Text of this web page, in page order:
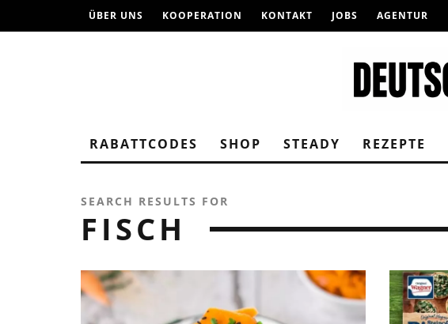
ÜBER UNS KOOPERATION KONTAKT JOBS AGENTUR
RABATTCODES SHOP STEADY REZEPTE
SEARCH RESULTS FOR
FISCH